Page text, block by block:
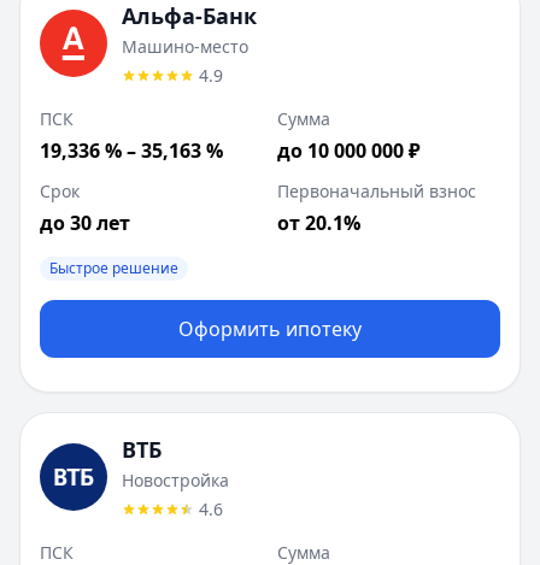
Альфа-Банк
Машино-место
4.9
ПСК
19,336 % – 35,163 %
Сумма
до 10 000 000 ₽
Срок
до 30 лет
Первоначальный взнос
от 20.1%
Быстрое решение
Оформить ипотеку
ВТБ
Новостройка
4.6
ПСК
Сумма